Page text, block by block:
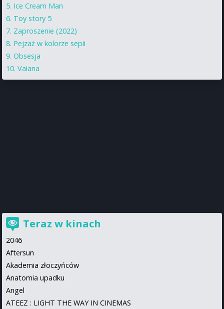
Ice Cream Man
Toy story 5
Zaproszenie (2022)
Pejzaż w kolorze sepii
Obsesja
Vaiana
Teraz w kinach
2046
Aftersun
Akademia złoczyńców
Anatomia upadku
Angel
ATEEZ : LIGHT THE WAY IN CINEMAS